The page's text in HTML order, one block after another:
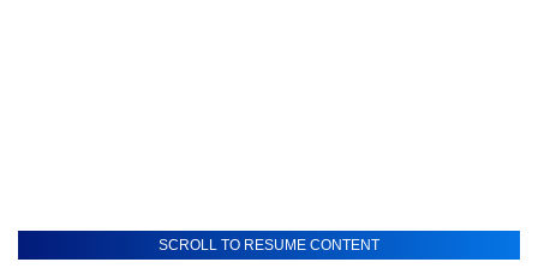
SCROLL TO RESUME CONTENT